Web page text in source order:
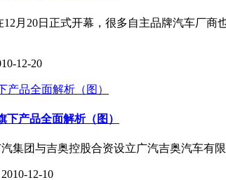
12月20日正式开幕，很多自主品牌汽车厂
12-20
下产品全面解析（图）
汽集团与吉奥控股合资设立广汽吉奥汽车有
2010-12-10